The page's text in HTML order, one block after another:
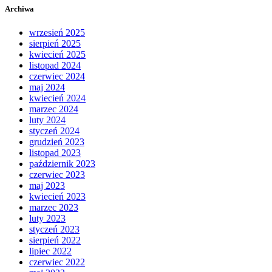
Archiwa
wrzesień 2025
sierpień 2025
kwiecień 2025
listopad 2024
czerwiec 2024
maj 2024
kwiecień 2024
marzec 2024
luty 2024
styczeń 2024
grudzień 2023
listopad 2023
październik 2023
czerwiec 2023
maj 2023
kwiecień 2023
marzec 2023
luty 2023
styczeń 2023
sierpień 2022
lipiec 2022
czerwiec 2022